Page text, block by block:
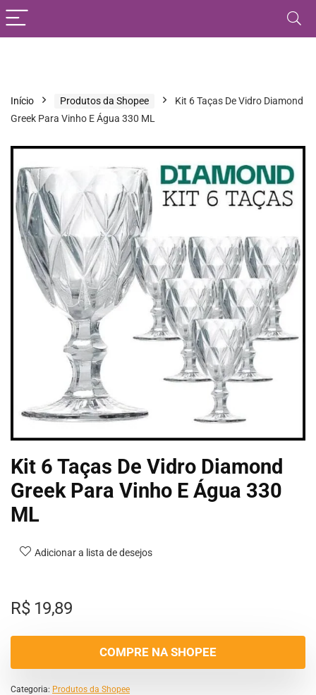
Início Produtos da Shopee
Kit 6 Taças De Vidro Diamond
Greek Para Vinho E Água 330 ML
Kit 6 Taças De Vidro Diamond
Greek Para Vinho E Água 330
ML
Adicionar a lista de desejos
R$19,89
COMPRE NA SHOPEE
Categoria: Produtos da Shopee